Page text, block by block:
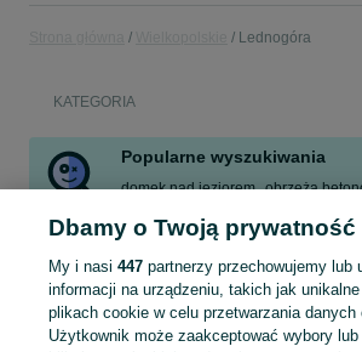
Lednogóra
KATEGORIA
Popularne wyszukiwania
domek nad jeziorem obrzeża
vr oculus quest 2
okno
diagnosta samochodowy
Dbamy o Twoją prywatność
My i nasi 447partnerzy przechowujemy lub
informacji na urządzeniu, takich jak
plikach cookie w celu przetwarzania danych
Użytkownik może zaakceptować wybory